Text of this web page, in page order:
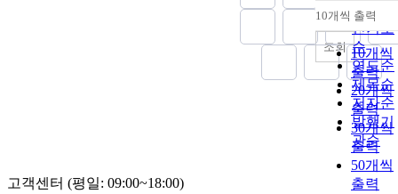
순
인기도
순
연도순
제목순
저자순
발행기
관순
내림차
10개씩 출력
10개씩
출력
20개씩
출력
30개씩
출력
50개씩
출력
조회
고객센터 (평일: 09:00~18:00)